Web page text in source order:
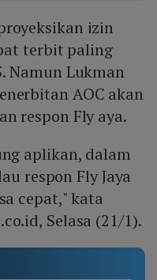
izin
terbit paling
Namun Lukman
AOC akan
respon Fly aya.
aplikan, dalam
respon Fly Jaya
cepat," kata
Selasa (21/1).